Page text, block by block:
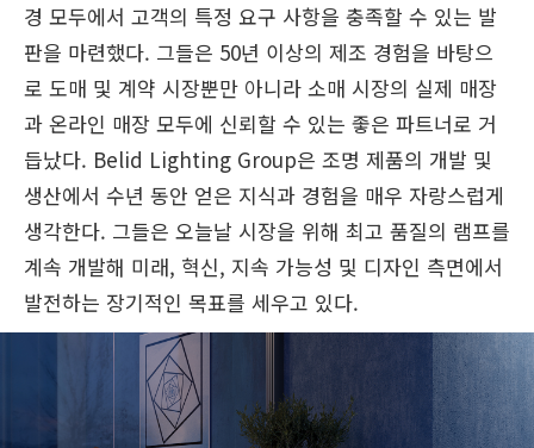
경 모두에서 고객의 특정 요구 사항을 충족할 수 있는 발
판을 마련했다. 그들은 50년 이상의 제조 경험을 바탕으
로 도매 및 계약 시장뿐만 아니라 소매 시장의 실제 매장
과 온라인 매장 모두에 신뢰할 수 있는 좋은 파트너로 거
듭났다. Belid Lighting Group은 조명 제품의 개발 및
생산에서 수년 동안 얻은 지식과 경험을 매우 자랑스럽게
생각한다. 그들은 오늘날 시장을 위해 최고 품질의 램프를
계속 개발해 미래, 혁신, 지속 가능성 및 디자인 측면에서
발전하는 장기적인 목표를 세우고 있다.